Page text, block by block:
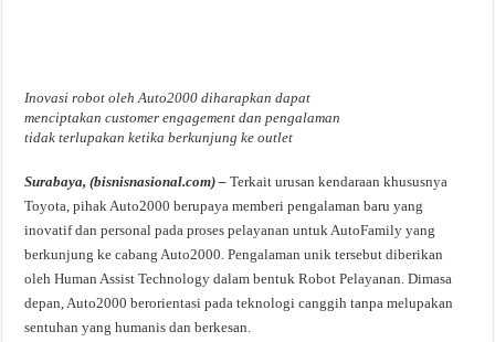
Inovasi robot oleh Auto2000 diharapkan dapat
menciptakan customer engagement dan pengalaman
tidak terlupakan ketika berkunjung ke outlet
Surabaya, (bisnisnasional.com) – Terkait urusan kendaraan khususnya
Toyota, pihak Auto2000 berupaya memberi pengalaman baru yang
inovatif dan personal pada proses pelayanan untuk AutoFamily yang
berkunjung ke cabang Auto2000. Pengalaman unik tersebut diberikan
oleh Human Assist Technology dalam bentuk Robot Pelayanan. Dimasa
depan, Auto2000 berorientasi pada teknologi canggih tanpa melupakan
sentuhan yang humanis dan berkesan.